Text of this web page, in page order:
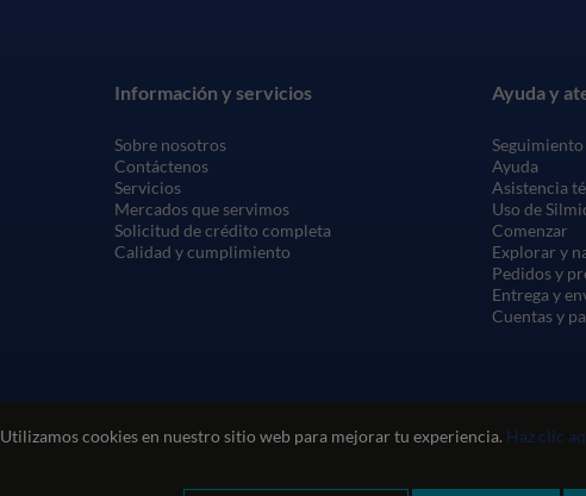
Utilizamos cookies en nuestro sitio web para mejorar tu experiencia. Haz clic
Información y servicios
Sobre nosotros
Contáctenos
Servicios
Mercados que servimos
Solicitud de crédito completa
Calidad y cumplimiento
Ayuda y
Ayuda
Asistencia
Uso de
Comenzar
Explorar y
Pedidos y
Entrega y
Cuentas y